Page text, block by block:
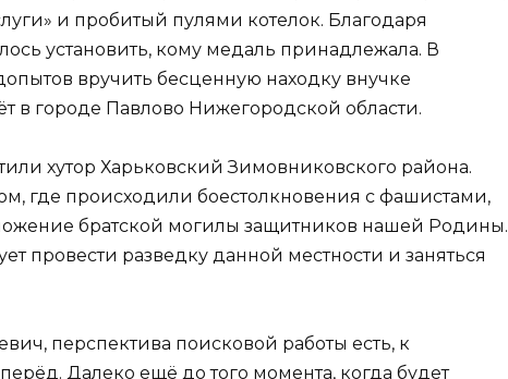
и пробитый пулями котелок. Благодаря
установить, кому медаль принадлежала. В
вручить бесценную находку внучке
в городе Павлово Нижегородской области.
хутор Харьковский Зимовниковского района.
где происходили боестолкновения с фашистами,
братской могилы защитников нашей Родины.
провести разведку данной местности и заняться
перспектива поисковой работы есть, к
Далеко ещё до того момента, когда будет